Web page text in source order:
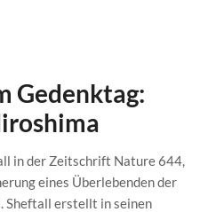
Gedenktag:
in der Zeitschrift Nature 644,
eines Überlebenden der
Sheftall erstellt in seinen